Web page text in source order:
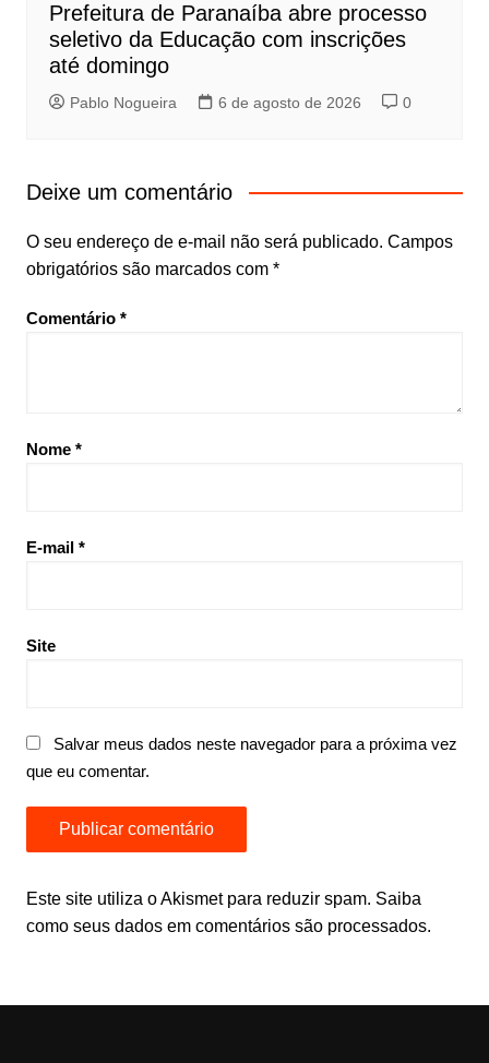
Prefeitura de Paranaíba abre processo
seletivo da Educação com inscrições
até domingo
Pablo Nogueira 6 de agosto de 2026 0
Deixe um comentário
O seu endereço de e-mail não será publicado. Campos
obrigatórios são marcados com *
Comentário *
Nome *
E-mail *
Site
Salvar meus dados neste navegador para a próxima vez
que eu comentar.
Este site utiliza o Akismet para reduzir spam. Saiba
como seus dados em comentários são processados.